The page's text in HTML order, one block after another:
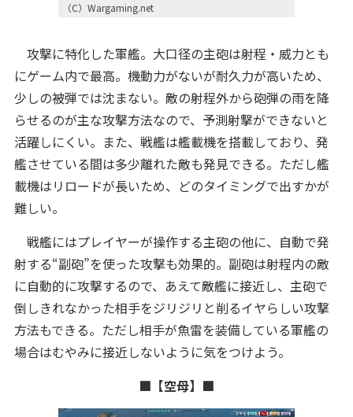
（C）Wargaming.net
攻撃に特化した軍艦。大口径の主砲は射程・威力とも
にゲーム内で最高。機動力がないが耐久力が高いため、
少しの被弾では沈まない。敵の射程外から砲弾の雨を降
らせるのが主な攻撃方法なので、予測射撃ができないと
活躍しにくい。また、戦艦は艦載機を搭載しており、発
艦させている間は多少離れた敵も発見できる。ただし艦
載機はリロードが長いため、どのタイミングで出すかが
難しい。
戦艦にはプレイヤーが操作する主砲の他に、自動で発
射する“副砲”を使った攻撃も効果的。副砲は射程内の敵
に自動的に攻撃するので、あえて敵艦に接近し、主砲で
倒しきれなかった相手をジリジリと削るイヤらしい攻撃
方法もできる。ただし相手が魚雷を装備している軍艦の
場合はむやみに接近しないように気をつけよう。
■【空母】■